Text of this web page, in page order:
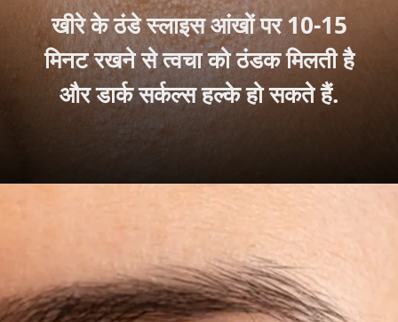
खीरे के ठंडे स्लाइस आंखों पर 10-15
मिनट रखने से त्वचा को ठंडक मिलती है